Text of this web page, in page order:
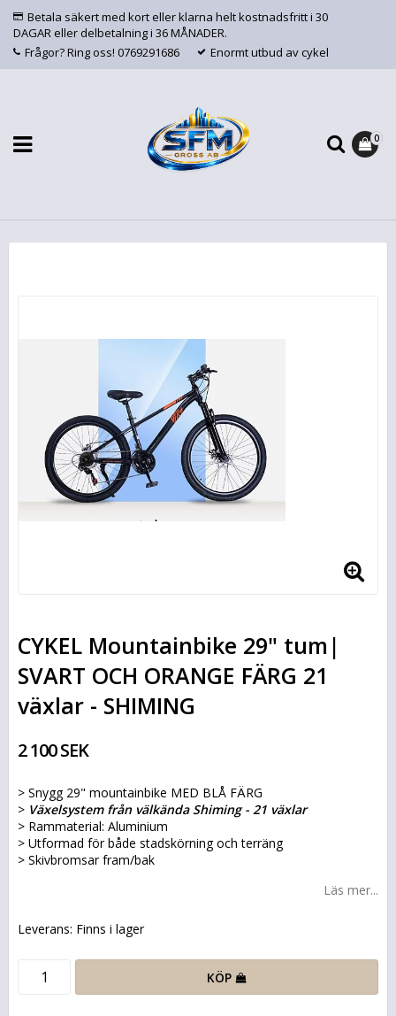
Betala säkert med kort eller klarna helt kostnadsfritt i 30
DAGAR eller delbetalning i 36 MÅNADER.
Frågor? Ring oss! 0769291686
Enormt utbud av cykel
0
CYKEL Mountainbike 29" tum|
SVART OCH ORANGE FÄRG 21
växlar - SHIMING
2 100 SEK
> Snygg 29" mountainbike MED BLÅ FÄRG
> Växelsystem från välkända Shiming - 21 växlar
> Rammaterial: Aluminium
> Utformad för både stadskörning och terräng
> Skivbromsar fram/bak
Läs mer...
Leverans: Finns i lager
KÖP